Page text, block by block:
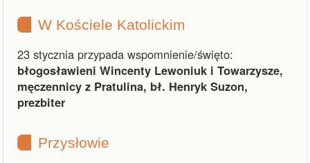
W Kościele Katolickim
23 stycznia przypada wspomnienie/święto:
błogosławieni Wincenty Lewoniuk i Towarzysze,
męczennicy z Pratulina, bł. Henryk Suzon,
prezbiter
Przysłowie